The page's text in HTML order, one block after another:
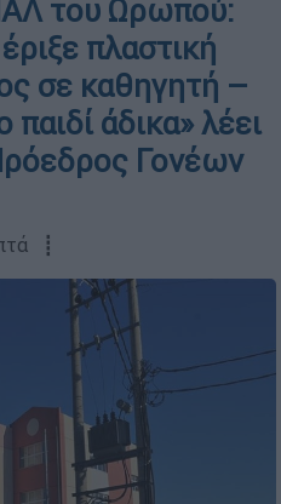
του Ωρωπού:
πλαστική
σε καθηγητή –
παιδί άδικα» λέει
Γονέων
┋